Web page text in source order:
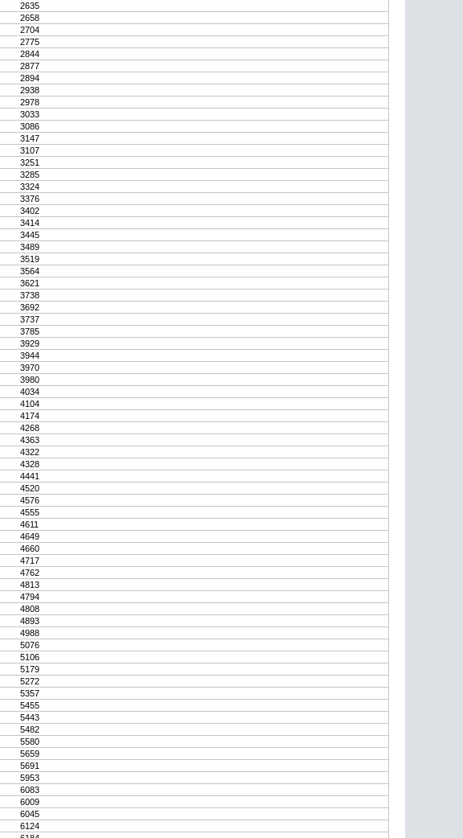
2635
2658
2704
2775
2844
2877
2894
2938
2978
3033
3086
3147
3107
3251
3285
3324
3376
3402
3414
3445
3489
3519
3564
3621
3738
3692
3737
3785
3929
3944
3970
3980
4034
4104
4174
4268
4363
4322
4328
4441
4520
4576
4555
4611
4649
4660
4717
4762
4813
4794
4808
4893
4988
5076
5106
5179
5272
5357
5455
5443
5482
5580
5659
5691
5953
6083
6009
6045
6124